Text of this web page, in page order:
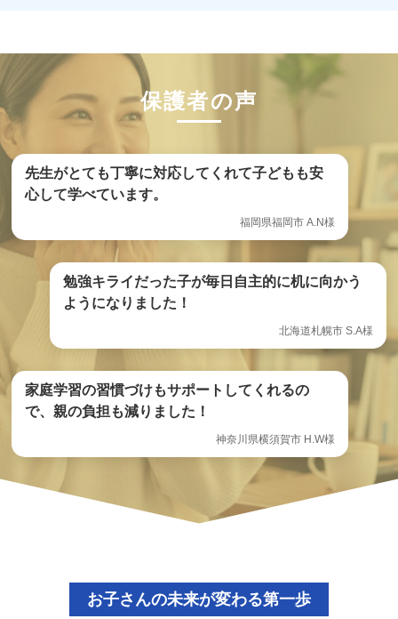
保護者の声
先生がとても丁寧に対応してくれて子どもも安
心して学べています。
福岡県福岡市 A.N様
勉強キライだった子が毎日自主的に机に向かう
ようになりました！
北海道札幌市 S.A様
家庭学習の習慣づけもサポートしてくれるの
で、親の負担も減りました！
神奈川県横須賀市 H.W様
お子さんの未来が変わる第一歩